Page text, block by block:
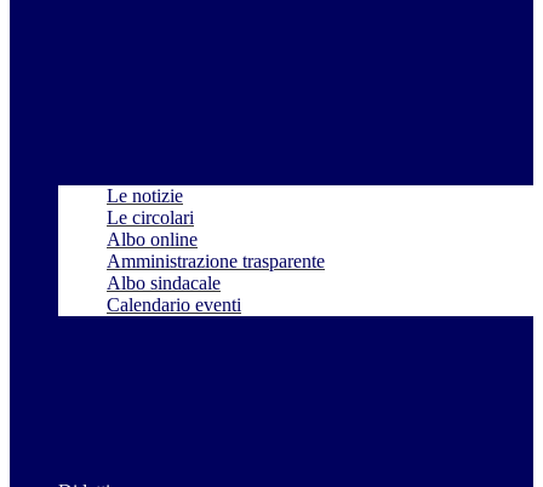
Le notizie
Le circolari
Albo online
Amministrazione trasparente
Albo sindacale
Calendario eventi